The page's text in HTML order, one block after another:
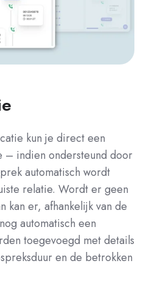
kun je direct een
– indien ondersteund door
automatisch wordt
relatie. Wordt er geen
kan er, afhankelijk van de
automatisch een
toegevoegd met details
en de betrokken